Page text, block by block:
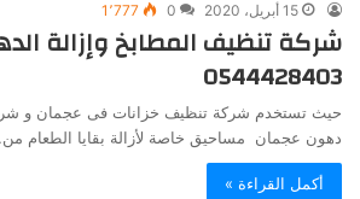
15 أبريل، 2020 0 1٬777
شركة تنظيف المطابخ وإزالة
0544428403
حيث تستخدم شركة تنظيف خزانات فى عجمان و
دهون عجمان مساحيق خاصة لأزالة بقايا الطعام
أكمل القراءة »